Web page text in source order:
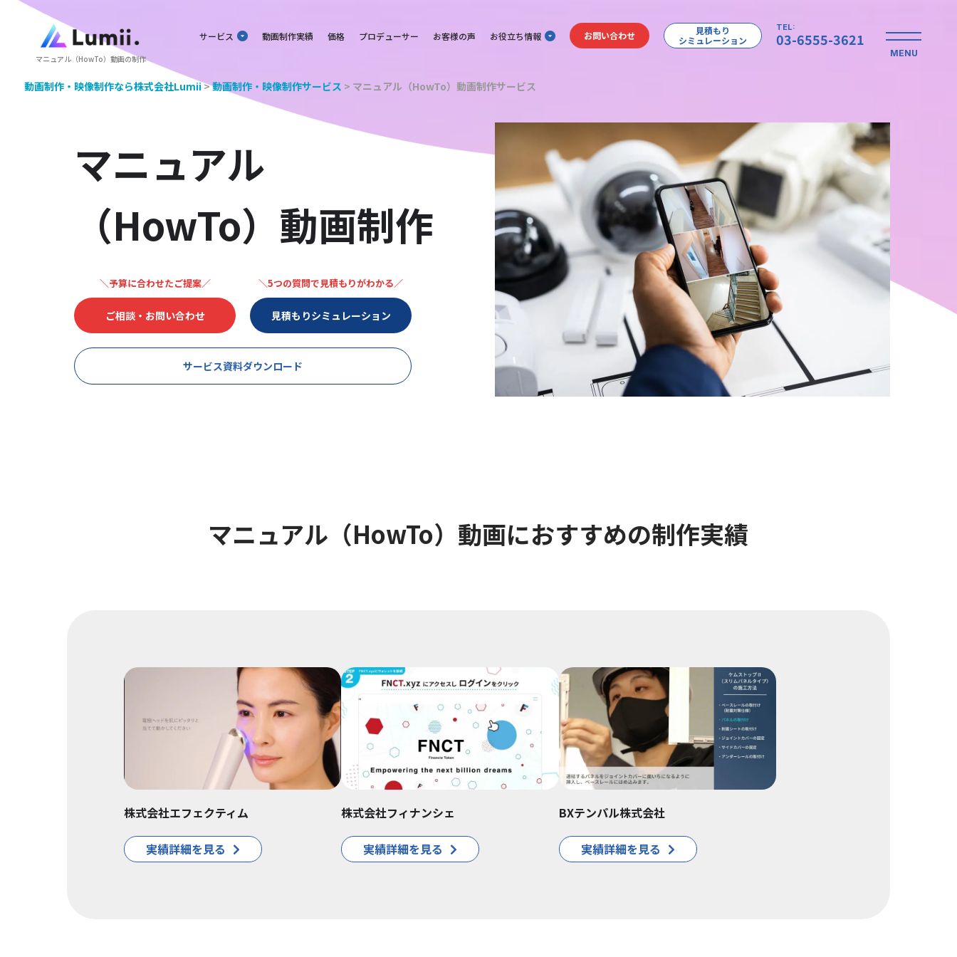
サービス 動画制作実績 価格 プロデューサー お客様の声 お役立ち情報 お問い合わせ
見積もり
シミュレーション
TEL:
03-6555-3621
マニュアル（HowTo）動画の制作
MENU
動画制作・映像制作なら株式会社Lumii>動画制作・映像制作サービス > マニュアル（HowTo）動画制作サービス
マニュアル
（HowTo） 動画制作
＼予算に合わせたご提案／
ご相談・お問い合わせ
＼5つの質問で見積もりがわかる／
見積もりシミュレーション
サービス資料ダウンロード
マニュアル（HowTo）動画におすすめの制作実績
株式会社エフェクティム
実績詳細を見る
株式会社フィナンシェ
実績詳細を見る
BXテンパル株式会社
実績詳細を見る